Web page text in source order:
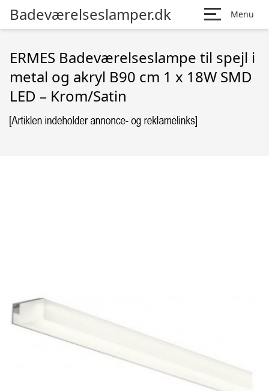
Badeværelseslamper.dk Menu
ERMES Badeværelseslampe til spejl i
metal og akryl B90 cm 1 x 18W SMD
LED – Krom/Satin